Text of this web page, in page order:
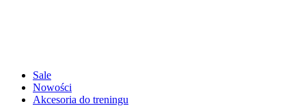
Sale
Nowości
Akcesoria do treningu